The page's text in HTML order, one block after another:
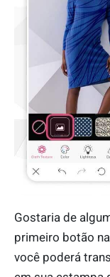
Gostaria de
primeiro botão
você poderá